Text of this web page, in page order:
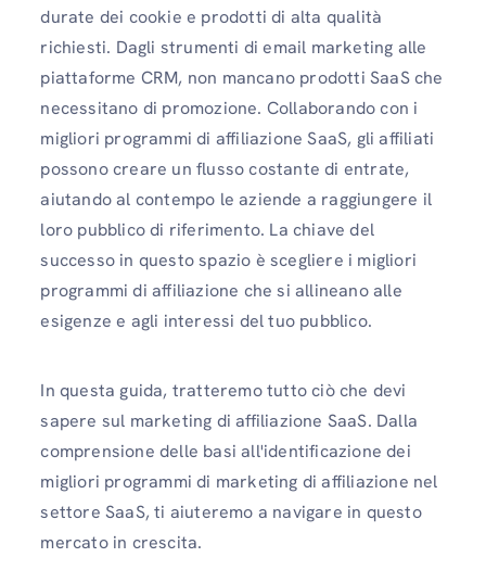
durate dei cookie e prodotti di alta qualità
richiesti. Dagli strumenti di email marketing alle
piattaforme CRM, non mancano prodotti SaaS che
necessitano di promozione. Collaborando con i
migliori programmi di affiliazione SaaS, gli affiliati
possono creare un flusso costante di entrate,
aiutando al contempo le aziende a raggiungere il
loro pubblico di riferimento. La chiave del
successo in questo spazio è scegliere i migliori
programmi di affiliazione che si allineano alle
esigenze e agli interessi del tuo pubblico.
In questa guida, tratteremo tutto ciò che devi
sapere sul marketing di affiliazione SaaS. Dalla
comprensione delle basi all'identificazione dei
migliori programmi di marketing di affiliazione nel
settore SaaS, ti aiuteremo a navigare in questo
mercato in crescita.